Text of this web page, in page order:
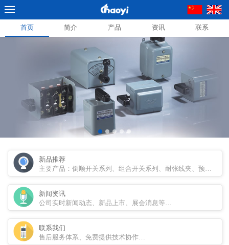
首页 简介 产品 资讯 联系
新品推荐
主要产品：倒顺开关系列、组合开关系列、耐张线夹、预绞式
新闻资讯
公司实时新闻动态、新品上市、展会消息等…
联系我们
售后服务体系、免费提供技术协作…